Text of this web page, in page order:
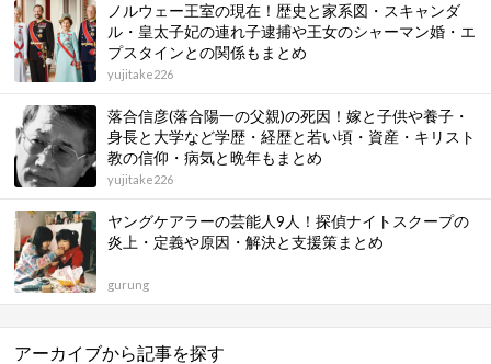
ノルウェー王室の現在！歴史と家系図・スキャンダ
ル・皇太子妃の連れ子逮捕や王女のシャーマン婚・エ
プスタインとの関係もまとめ
yujitake226
落合信彦(落合陽一の父親)の死因！嫁と子供や養子・
身長と大学など学歴・経歴と若い頃・資産・キリスト
教の信仰・病気と晩年もまとめ
yujitake226
ヤングケアラーの芸能人9人！探偵ナイトスクープの
炎上・定義や原因・解決と支援策まとめ
gurung
アーカイブから記事を探す